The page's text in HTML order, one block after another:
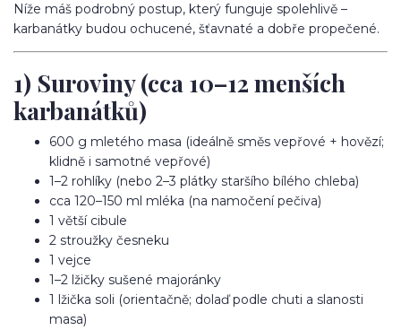
Níže máš podrobný postup, který funguje spolehlivě –
karbanátky budou ochucené, šťavnaté a dobře propečené.
1) Suroviny (cca 10–12 menších
karbanátků)
600 g mletého masa (ideálně směs vepřové + hovězí;
klidně i samotné vepřové)
1–2 rohlíky (nebo 2–3 plátky staršího bílého chleba)
cca 120–150 ml mléka (na namočení pečiva)
1 větší cibule
2 stroužky česneku
1 vejce
1–2 lžičky sušené majoránky
1 lžička soli (orientačně; dolaď podle chuti a slanosti
masa)